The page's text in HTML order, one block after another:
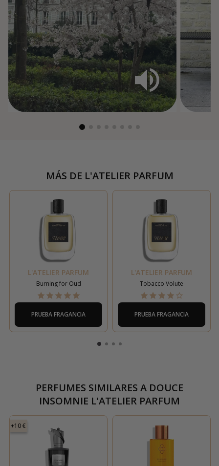
MÁS DE L'ATELIER PARFUM
L'ATELIER PARFUM
Burning for Oud
PRUEBA FRAGANCIA
L'ATELIER PARFUM
Tobacco Volute
PRUEBA FRAGANCIA
PERFUMES SIMILARES A DOUCE
INSOMNIE L'ATELIER PARFUM
+10 €